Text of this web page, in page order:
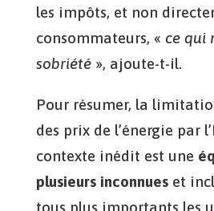
les impôts, et non
consommateurs, « ce qui
sobriété», ajoute-t-il.
Pour résumer, la
des prix de l’énergie par
contexte inédit est une
plusieurs inconnueset
tous plus importants les